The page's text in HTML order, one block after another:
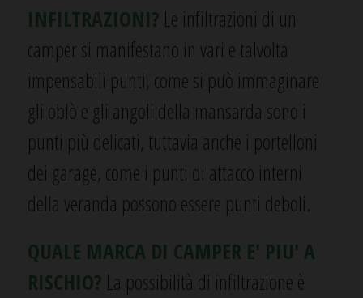
INFILTRAZIONI? Le infiltrazioni di un
camper si manifestano in vari e talvolta
impensabili punti, come si può immaginare
gli oblò e gli angoli della mansarda sono i
punti più delicati, tuttavia anche i portelloni
dei garage, come i punti di attacco interni
della veranda possono essere punti deboli.
QUALE MARCA DI CAMPER E' PIU' A
RISCHIO? La possibilità di infiltrazione è